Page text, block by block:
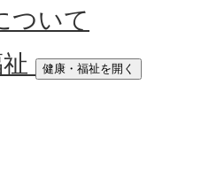
ついて
健康・福祉を開く